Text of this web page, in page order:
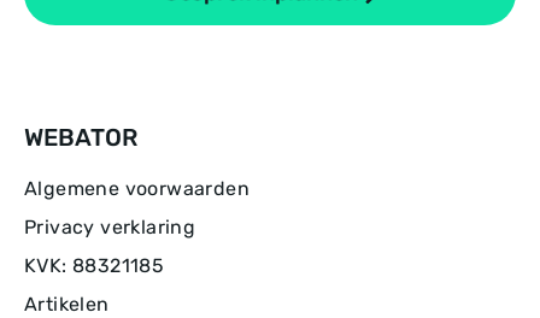
WEBATOR
Algemene voorwaarden
Privacy verklaring
KVK: 88321185
Artikelen